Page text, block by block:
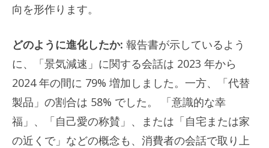
向を形作ります。
どのように進化したか: 報告書が示しているよう
に、「景気減速」に関する会話は 2023 年から
2024 年の間に 79% 増加しました。一方、「代替
製品」の割合は 58% でした。 「意識的な幸
福」、「自己愛の称賛」、または「自宅または家
の近くで」などの概念も、消費者の会話で取り上